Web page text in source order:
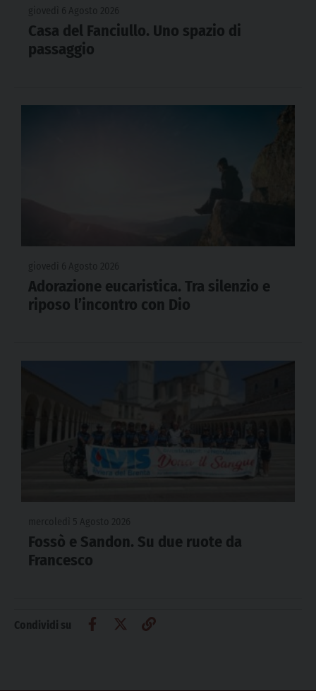
Casa del Fanciullo. Uno spazio di
passaggio
Adorazione eucaristica. Tra silenzio e
riposo l’incontro con Dio
Fossò e Sandon. Su due ruote da
Francesco
Condividi su